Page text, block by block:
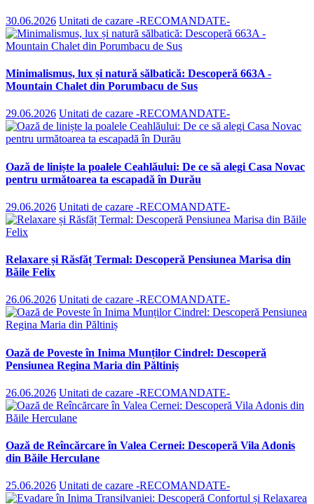
30.06.2026 Unitati de cazare -RECOMANDATE-
Minimalismus, lux și natură sălbatică: Descoperă 663A -
Mountain Chalet din Porumbacu de Sus
29.06.2026 Unitati de cazare -RECOMANDATE-
Oază de liniște la poalele Ceahlăului: De ce să alegi Casa Novac
pentru următoarea ta escapadă în Durău
29.06.2026 Unitati de cazare -RECOMANDATE-
Relaxare și Răsfăț Termal: Descoperă Pensiunea Marisa din
Băile Felix
26.06.2026 Unitati de cazare -RECOMANDATE-
Oază de Poveste în Inima Munților Cindrel: Descoperă
Pensiunea Regina Maria din Păltiniș
26.06.2026 Unitati de cazare -RECOMANDATE-
Oază de Reîncărcare în Valea Cernei: Descoperă Vila Adonis
din Băile Herculane
25.06.2026 Unitati de cazare -RECOMANDATE-